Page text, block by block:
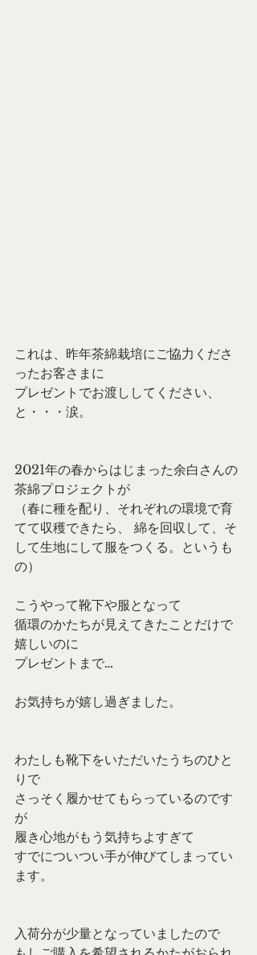
これは、昨年茶綿栽培にご協力くださ
ったお客さまに
プレゼントでお渡ししてください、
と・・・涙。
2021年の春からはじまった余白さんの
茶綿プロジェクトが
（春に種を配り、それぞれの環境で育
てて収穫できたら、 綿を回収して、そ
して生地にして服をつくる。というも
の）
こうやって靴下や服となって
循環のかたちが見えてきたことだけで
嬉しいのに
プレゼントまで…
お気持ちが嬉し過ぎました。
わたしも靴下をいただいたうちのひと
りで
さっそく履かせてもらっているのです
が
履き心地がもう気持ちよすぎて
すでについつい手が伸びてしまってい
ます。
入荷分が少量となっていましたので